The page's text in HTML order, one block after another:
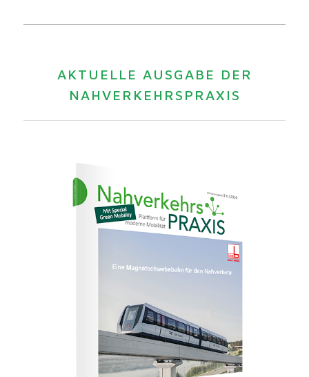
AKTUELLE AUSGABE DER
NAHVERKEHRSPRAXIS